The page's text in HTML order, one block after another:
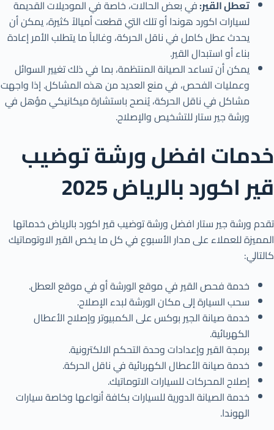
تعطل القير:في بعض الحالات، خاصة في الموديلات القديمة
لسيارات اكورد هوندا أو تلك التي قطعت أميالاً كثيرة، يمكن أن
يحدث عطل كامل في ناقل الحركة، وغالباً ما يتطلب الأمر إعادة
بناء أو استبدال القير.
يمكن أن تساعد الصيانة المنتظمة، بما في ذلك تغيير السوائل
وعمليات الفحص، في منع العديد من هذه المشاكل. إذا واجهت
مشاكل في ناقل الحركة، يُنصح باستشارة ميكانيكي مؤهل في
ورشة جير ستار للتشخيص والإصلاح.
خدمات افضل ورشة توضيب
قير اكورد بالرياض 2025
تقدم ورشة جير ستار افضل ورشة توضيب قير اكورد بالرياض خدماتها
المميزة للعملاء على مدار الأسبوع في كل ما يخص القير الاوتوماتيك
كالتالي:
خدمة فحص القير في موقع الورشة أو في موقع العطل.
سحب السيارة إلى مكان الورشة لبدء الإصلاح.
خدمة صيانة الجير بوكس على الكمبيوتر وإصلاح الأعطال
الكهربائية.
برمجة القير وإعدادات وحدة التحكم الالكترونية.
خدمة صيانة الأعطال الكهربائية في ناقل الحركة.
إصلاح المحركات للسيارات الاتوماتيك.
خدمة الصيانة الدورية للسيارات بكافة أنواعها وخاصة سيارات
الهوندا.